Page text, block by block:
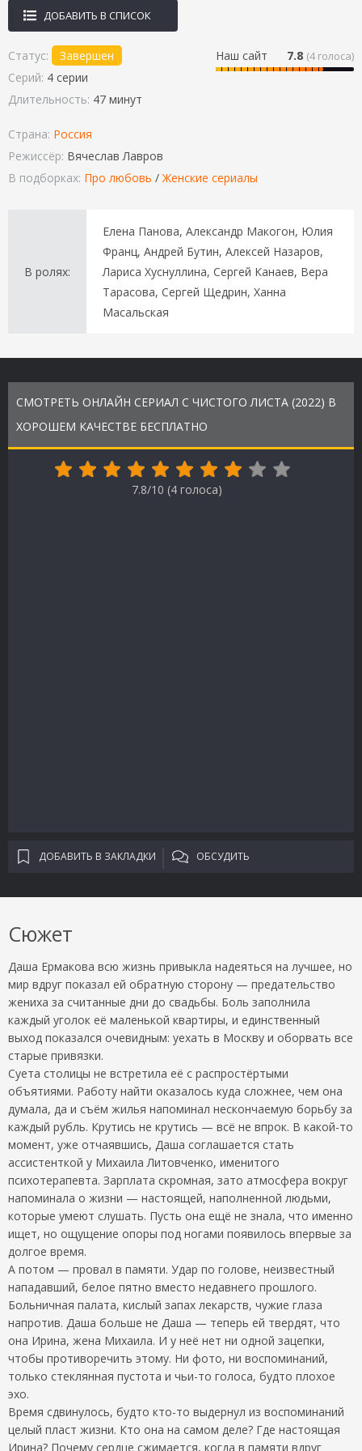
ДОБАВИТЬ В СПИСОК
Наш сайт 7.8 (4голоса)
Статус:
Завершен
Серий: 4 серии
Длительность: 47 минут
Страна: Россия
Режиссёр: Вячеслав Лавров
В подборках: Про любовь / Женские сериалы
В ролях:
Елена Панова, Александр Макогон, Юлия
Франц, Андрей Бутин, Алексей Назаров,
Лариса Хуснуллина, Сергей Канаев, Вера
Тарасова, Сергей Щедрин, Ханна
Масальская
СМОТРЕТЬ ОНЛАЙН СЕРИАЛ С ЧИСТОГО ЛИСТА (2022) В
ХОРОШЕМ КАЧЕСТВЕ БЕСПЛАТНО
7.8/10 (4 голоса)
ДОБАВИТЬ В ЗАКЛАДКИ ОБСУДИТЬ
Сюжет
Даша Ермакова всю жизнь привыкла надеяться на лучшее, но
мир вдруг показал ей обратную сторону — предательство
жениха за считанные дни до свадьбы. Боль заполнила
каждый уголок её маленькой квартиры, и единственный
выход показался очевидным: уехать в Москву и оборвать все
старые привязки.
Суета столицы не встретила её с распростёртыми
объятиями. Работу найти оказалось куда сложнее, чем она
думала, да и съём жилья напоминал нескончаемую борьбу за
каждый рубль. Крутись не крутись — всё не впрок. В какой-то
момент, уже отчаявшись, Даша соглашается стать
ассистенткой у Михаила Литовченко, именитого
психотерапевта. Зарплата скромная, зато атмосфера вокруг
напоминала о жизни — настоящей, наполненной людьми,
которые умеют слушать. Пусть она ещё не знала, что именно
ищет, но ощущение опоры под ногами появилось впервые за
долгое время.
А потом — провал в памяти. Удар по голове, неизвестный
нападавший, белое пятно вместо недавнего прошлого.
Больничная палата, кислый запах лекарств, чужие глаза
напротив. Даша больше не Даша — теперь ей твердят, что
она Ирина, жена Михаила. И у неё нет ни одной зацепки,
чтобы противоречить этому. Ни фото, ни воспоминаний,
только стеклянная пустота и чьи-то голоса, будто плохое
эхо.
Время сдвинулось, будто кто-то выдернул из воспоминаний
целый пласт жизни. Кто она на самом деле? Где настоящая
Ирина? Почему сердце сжимается, когда в памяти вдруг